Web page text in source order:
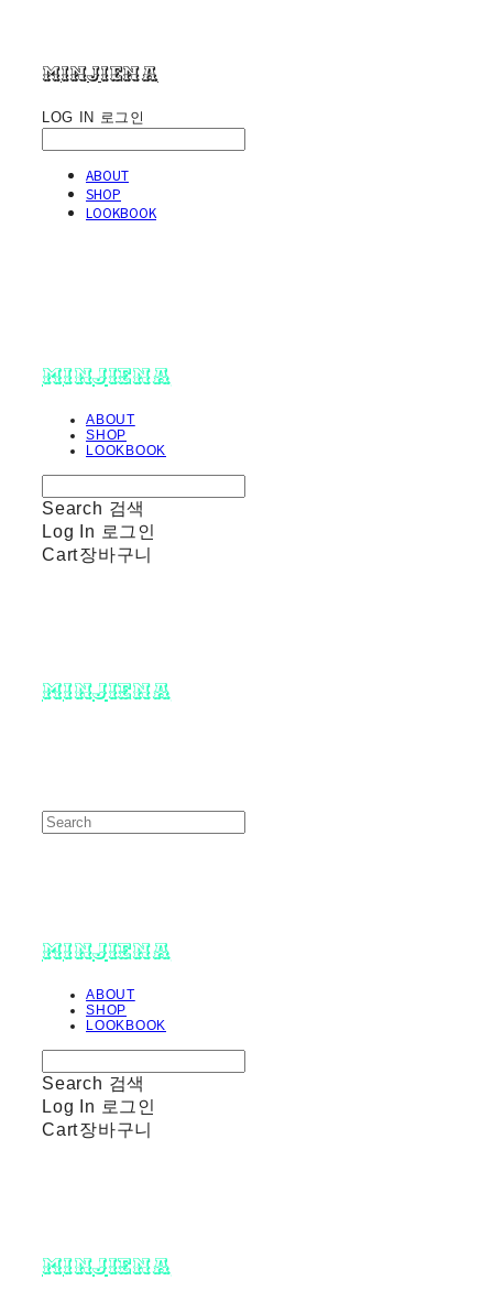
minjiena
LOG IN 로그인
ABOUT
SHOP
LOOKBOOK
minjiena
ABOUT
SHOP
LOOKBOOK
Search 검색
Log In 로그인
Cart장바구니
minjiena
minjiena
ABOUT
SHOP
LOOKBOOK
Search 검색
Log In 로그인
Cart장바구니
minjiena